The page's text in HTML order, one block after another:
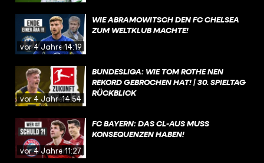
vor 4 Jahren14:19
WIE ABRAMOWITSCH DEN FC CHELSEA
ZUM WELTKLUB MACHTE!
vor 4 Jahren14:54
BUNDESLIGA: WIE TOM ROTHE NEN
REKORD GEBROCHEN HAT! | 30. SPIELTAG
RÜCKBLICK
vor 4 Jahren11:27
FC BAYERN: DAS CL-AUS MUSS
KONSEQUENZEN HABEN!